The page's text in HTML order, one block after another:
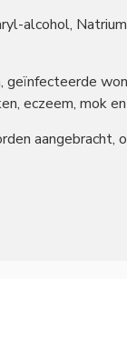
alcohol,
eczeem, mok
aangebracht,